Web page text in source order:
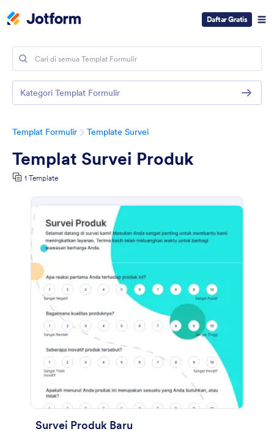
Daftar Gratis
Templat Formulir Template Survei
Templat Survei Produk
1 Template
Survei Produk Baru
Kategori Templat Formulir